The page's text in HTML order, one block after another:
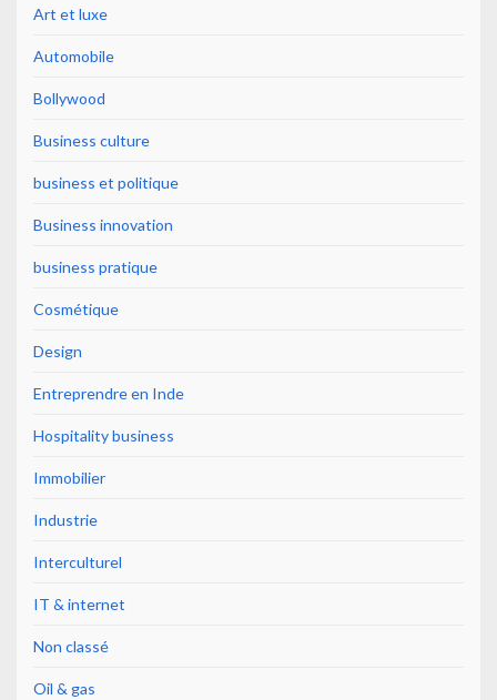
Art et luxe
Automobile
Bollywood
Business culture
business et politique
Business innovation
business pratique
Cosmétique
Design
Entreprendre en Inde
Hospitality business
Immobilier
Industrie
Interculturel
IT & internet
Non classé
Oil & gas